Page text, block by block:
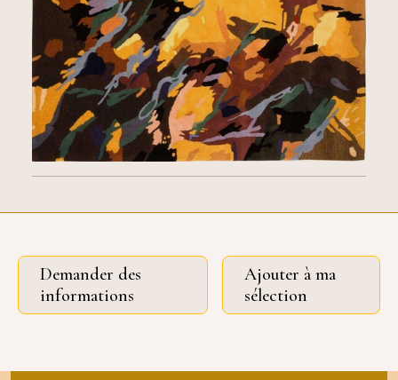
Demander des
informations
Ajouter à ma
sélection